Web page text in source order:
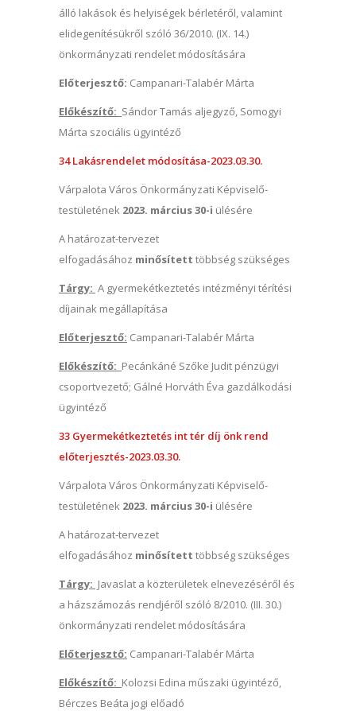
álló lakások és helyiségek bérletéről, valamint
elidegenítésükről szóló 36/2010. (IX. 14.)
önkormányzati rendelet módosítására
Előterjesztő: Campanari-Talabér Márta
Előkészítő: Sándor Tamás aljegyző, Somogyi
Márta szociális ügyintéző
34 Lakásrendelet módosítása-2023.03.30.
Várpalota Város Önkormányzati Képviselő-
testületének 2023. március 30-i ülésére
A határozat-tervezet
elfogadásához minősített többség szükséges
Tárgy: A gyermekétkeztetés intézményi térítési
díjainak megállapítása
Előterjesztő: Campanari-Talabér Márta
Előkészítő: Pecánkáné Szőke Judit pénzügyi
csoportvezető; Gálné Horváth Éva gazdálkodási
ügyintéző
33 Gyermekétkeztetés int tér díj önk rend
előterjesztés-2023.03.30.
Várpalota Város Önkormányzati Képviselő-
testületének 2023. március 30-i ülésére
A határozat-tervezet
elfogadásához minősített többség szükséges
Tárgy: Javaslat a közterületek elnevezéséről és
a házszámozás rendjéről szóló 8/2010. (III. 30.)
önkormányzati rendelet módosítására
Előterjesztő: Campanari-Talabér Márta
Előkészítő: Kolozsi Edina műszaki ügyintéző,
Bérczes Beáta jogi előadó